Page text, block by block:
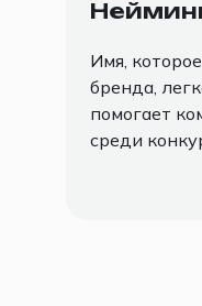
Имя,
бренда,
помогает
среди